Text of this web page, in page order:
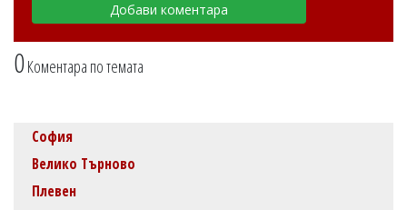
0Коментара по темата
София
Велико Търново
Плевен